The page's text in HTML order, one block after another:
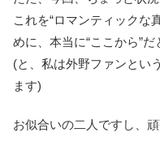
これを“ロマンティックな
めに、本当に“ここから”だ
(と、私は外野ファンとい
ます)
お似合いの二人ですし、